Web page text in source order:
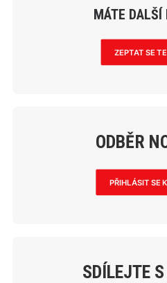
MÁTE DALŠÍ
ZEPTAT SE
ODBĚR
PŘIHLÁSIT SE
SDÍLEJTE